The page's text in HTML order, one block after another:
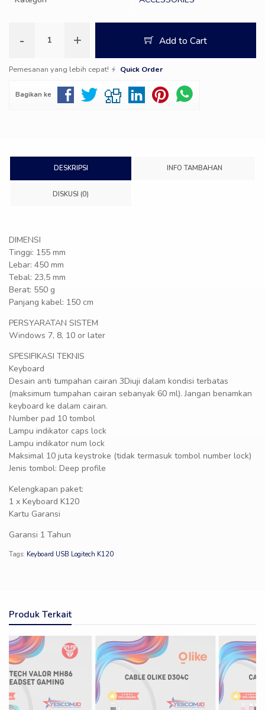
- + Add to Cart
Pemesanan yang lebih cepat! Quick Order
Bagikan ke
DESKRIPSI INFO TAMBAHAN
DISKUSI (0)
DIMENSI
Tinggi: 155 mm
Lebar: 450 mm
Tebal: 23,5 mm
Berat: 550 g
Panjang kabel: 150 cm
PERSYARATAN SISTEM
Windows 7, 8, 10 or later
SPESIFIKASI TEKNIS
Keyboard
Desain anti tumpahan cairan 3Diuji dalam kondisi terbatas
(maksimum tumpahan cairan sebanyak 60 ml). Jangan benamkan
keyboard ke dalam cairan.
Number pad 10 tombol
Lampu indikator caps lock
Lampu indikator num lock
Maksimal 10 juta keystroke (tidak termasuk tombol number lock)
Jenis tombol: Deep profile
Kelengkapan paket:
1 x Keyboard K120
Kartu Garansi
Garansi 1 Tahun
Tags: Keyboard USB Logitech K120
Produk Terkait